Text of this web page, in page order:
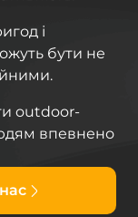
і
бути не
outdoor-
впевнено